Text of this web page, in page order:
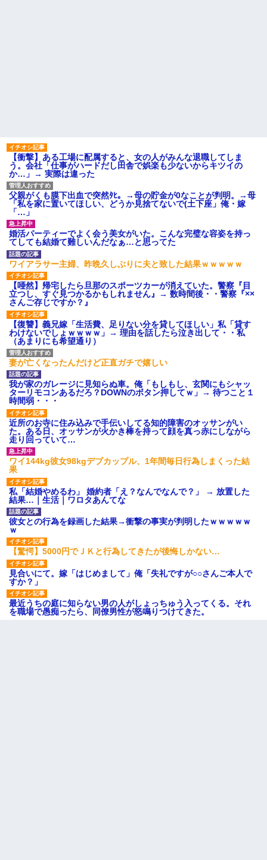
【衝撃】ある工場に配属すると、女の人がみんな退職してしま
う。会社「仕事がハードだし田舎で娯楽も少ないからキツイの
か…」→ 実際は違った
父親がくも膜下出血で突然ﾀﾋ。→母の貯金が0なことが判明。→母
「私を家に置いてほしい、どうか見捨てないで(土下座」俺・嫁
「…」
婚活パーティーでよく会う美女がいた。こんな完璧な容姿を持っ
てしても結婚て難しいんだなぁ…と思ってた
ワイアラサー主婦、昨晩久しぶりに夫と致した結果ｗｗｗｗｗ
【唖然】帰宅したら旦那のスポーツカーが消えていた。警察『目
立つし、すぐ見つかるかもしれません』→ 数時間後・・警察『××
さんご存じですか？』
【復讐】義兄嫁「生活費、足りない分を貸してほしい」私「貸す
わけないでしょｗｗｗｗ」→ 理由を話したら泣き出して・・私
（あまりにも希望通り）
妻が亡くなったんだけど正直ガチで嬉しい
我が家のガレージに見知らぬ車。俺「もしもし、玄関にもシャッ
ターリモコンあるだろ？DOWNのボタン押してｗ」→ 待つこと１
時間弱・・・
近所のお寺に住み込みで手伝いしてる知的障害のオッサンがい
た。ある日、オッサンが火かき棒を持って顔を真っ赤にしながら
走り回っていて…
ワイ144kg彼女98kgデブカップル、1年間毎日行為しまくった結
果
私「結婚やめるわ」 婚約者「え？なんでなんで？」 → 放置した
結果…｜生活｜ワロタあんてな
彼女との行為を録画した結果→衝撃の事実が判明したｗｗｗｗｗ
ｗ
【驚愕】5000円でＪＫと行為してきたが後悔しかない…
見合いにて。嫁「はじめまして」俺「失礼ですが○○さんご本人で
すか？」
最近うちの庭に知らない男の人がしょっちゅう入ってくる。それ
を職場で愚痴ったら、同僚男性が怒鳴りつけてきた。